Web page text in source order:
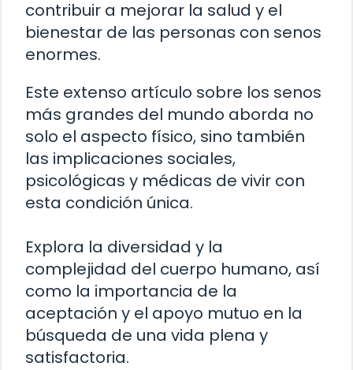
contribuir a mejorar la salud y el
bienestar de las personas con senos
enormes.
Este extenso artículo sobre los senos
más grandes del mundo aborda no
solo el aspecto físico, sino también
las implicaciones sociales,
psicológicas y médicas de vivir con
esta condición única.
Explora la diversidad y la
complejidad del cuerpo humano, así
como la importancia de la
aceptación y el apoyo mutuo en la
búsqueda de una vida plena y
satisfactoria.